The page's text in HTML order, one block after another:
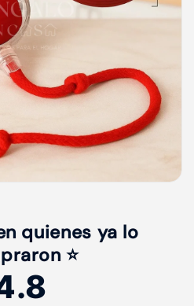
quienes ya lo
⭐